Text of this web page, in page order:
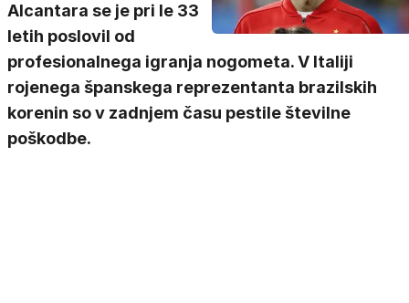
Alcantara se je pri le 33
letih poslovil od
profesionalnega igranja nogometa. V Italiji
rojenega španskega reprezentanta brazilskih
korenin so v zadnjem času pestile številne
poškodbe.